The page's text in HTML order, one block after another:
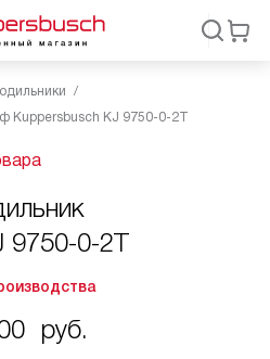
Kuppersbusch KJ 9750-0-2T
9750-0-2T
руб.